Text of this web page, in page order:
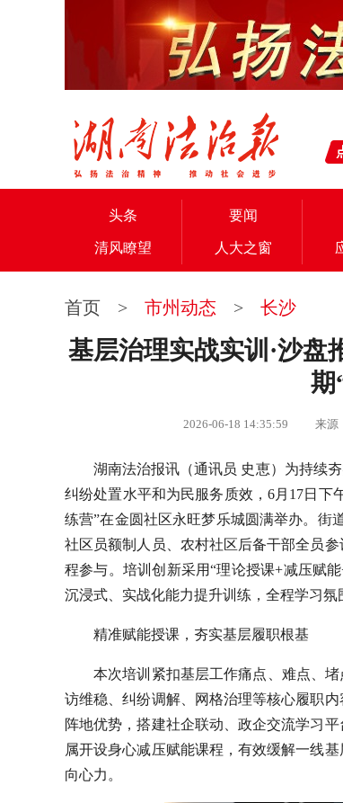
头条 要闻
清风瞭望 人大之窗
首页 > 市州动态 > 长沙
基层治理实战实训·沙
期
2026-06-18 14:35:59 来源
湖南法治报讯（通讯员 史恵）为持续
纠纷处置水平和为民服务质效，6月17日下
练营”在金圆社区永旺梦乐城圆满举办。街
社区员额制人员、农村社区后备干部全员
程参与。培训创新采用“理论授课+减压赋
沉浸式、实战化能力提升训练，全程学习氛
精准赋能授课，夯实基层履职根基
本次培训紧扣基层工作痛点、难点、
访维稳、纠纷调解、网格治理等核心履职
阵地优势，搭建社企联动、政企交流学习
属开设身心减压赋能课程，有效缓解一线
向心力。